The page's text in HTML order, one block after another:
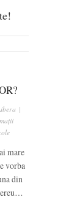
|
mare
vorba
din